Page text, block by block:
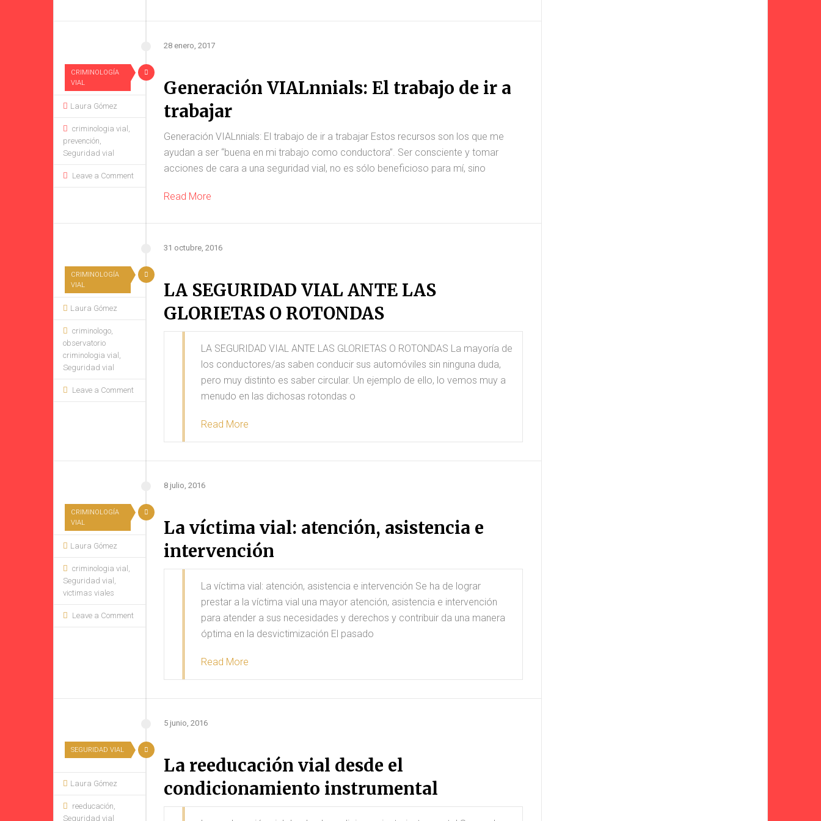
CRIMINOLOGÍA
VIAL
28 enero, 2017
Generación VIALnnials: El trabajo de ir a
trabajar
Laura Gómez
criminologia vial ,
prevención,
Seguridad vial
Leave a Comment
Generación VIALnnials: El trabajo de ir a trabajar Estos recursos son los que me
ayudan a ser “buena en mi trabajo como conductora”. Ser consciente y tomar
acciones de cara a una seguridad vial, no es sólo beneficioso para mí, sino
Read More
CRIMINOLOGÍA
VIAL
31 octubre, 2016
LA SEGURIDAD VIAL ANTE LAS
GLORIETAS O ROTONDAS
Laura Gómez
criminologo,
observatorio
criminologia vial ,
Seguridad vial
Leave a Comment
LA SEGURIDAD VIAL ANTE LAS GLORIETAS O ROTONDAS La mayoría de
los conductores/as saben conducir sus automóviles sin ninguna duda,
pero muy distinto es saber circular. Un ejemplo de ello, lo vemos muy a
menudo en las dichosas rotondas o
Read More
CRIMINOLOGÍA
VIAL
8 julio, 2016
La víctima vial: atención, asistencia e
intervención
Laura Gómez
criminologia vial ,
Seguridad vial ,
victimas viales
Leave a Comment
La víctima vial: atención, asistencia e intervención Se ha de lograr
prestar a la víctima vial una mayor atención, asistencia e intervención
para atender a sus necesidades y derechos y contribuir da una manera
óptima en la desvictimización El pasado
Read More
SEGURIDAD VIAL
5 junio, 2016
La reeducación vial desde el
condicionamiento instrumental
Laura Gómez
reeducación,
Seguridad vial